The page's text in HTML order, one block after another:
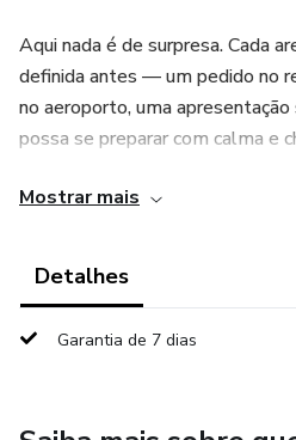
Aqui nada é de surpresa. Cada
definida antes — um pedido no
no aeroporto, uma
possa se preparar com calma e
observando), do mesmo nível de
guia, corrige com carinho e
Mostrar mais
Detalhes
Garantia de 7 dias